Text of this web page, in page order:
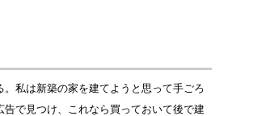
私は新築の家を建てようと思って手ごろ
で見つけ、これなら買っておいて後で建